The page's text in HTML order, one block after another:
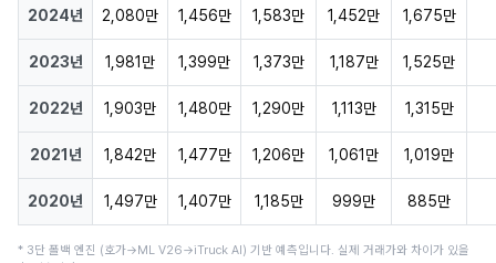
2024년 2,080만 1,456만 1,583만 1,452만 1,675만
2023년 1,981만 1,399만 1,373만 1,187만 1,525만
2022년 1,903만 1,480만 1,290만 1,113만 1,315만
2021년 1,842만 1,477만 1,206만 1,061만 1,019만
2020년 1,497만 1,407만 1,185만 999만 885만
* 3단 폴백 엔진 (호가→ML V26→iTruck AI) 기반 예측입니다. 실제 거래가와 차이가 있을